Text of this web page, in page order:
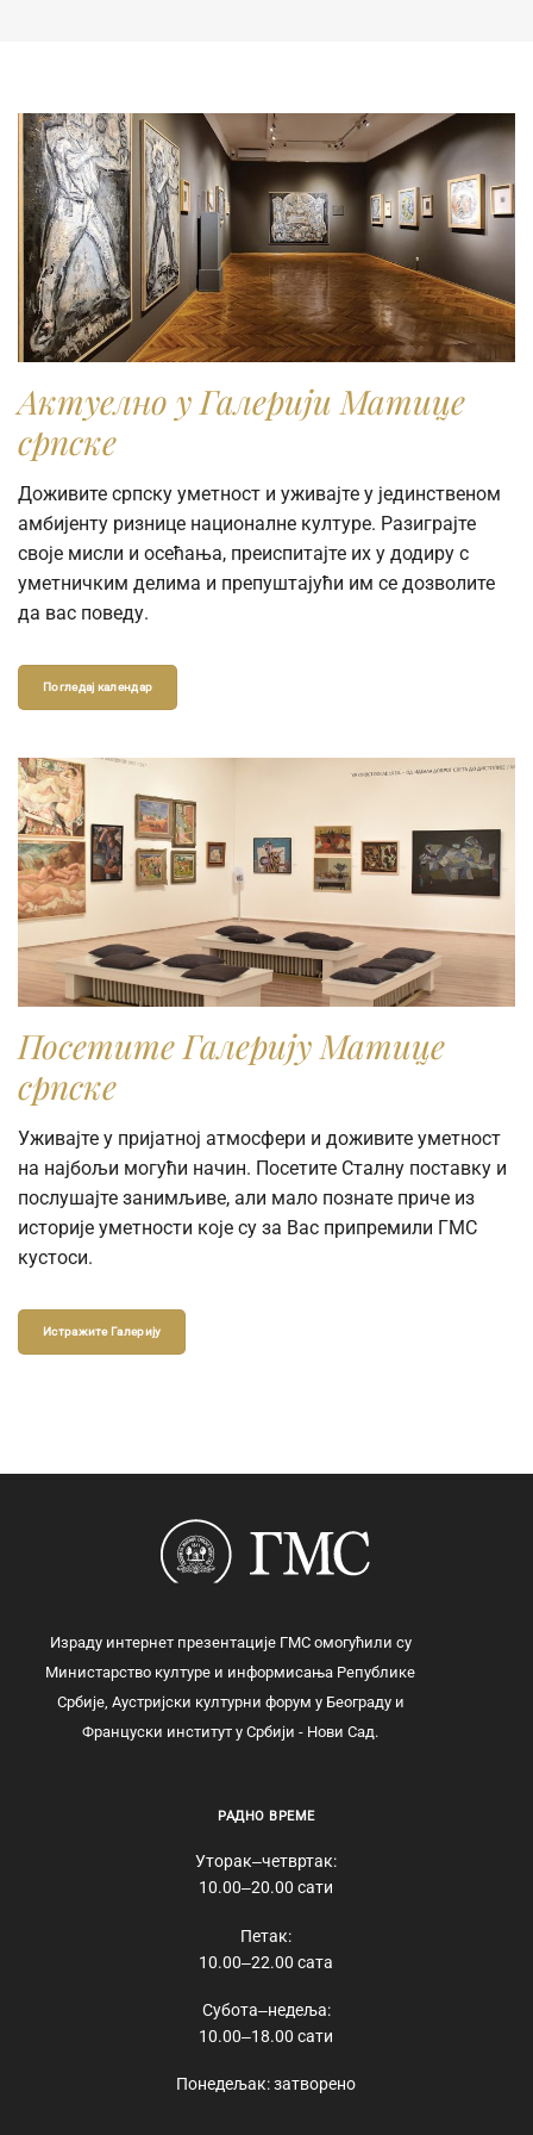
Актуелно у Галерији Матице
српске
Доживите српску уметност и уживајте у јединственом
амбијенту ризнице националне културе. Разиграјте
своје мисли и осећања, преиспитајте их у додиру с
уметничким делима и препуштајући им се дозволите
да вас поведу.
Погледај календар
Посетите Галерију Матице
српске
Уживајте у пријатној атмосфери и доживите уметност
на најбољи могући начин. Посетите Сталну поставку и
послушајте занимљиве, али мало познате приче из
историје уметности које су за Вас припремили ГМС
кустоси.
Истражите Галерију
Израду интернет презентације ГМС омогућили су
Министарство културе и информисања Републике
Србије, Аустријски културни форум у Београду и
Француски институт у Србији - Нови Сад.
РАДНО ВРЕМЕ
Уторак‒четвртак:
10.00‒20.00 сати
Петак:
10.00‒22.00 сата
Субота‒недеља:
10.00‒18.00 сати
Понедељак: затворено